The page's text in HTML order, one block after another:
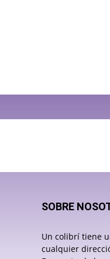
SOBRE
Un colibrí tiene
cualquier